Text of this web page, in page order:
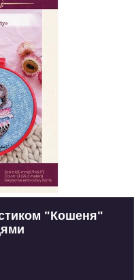
"Кошеня"